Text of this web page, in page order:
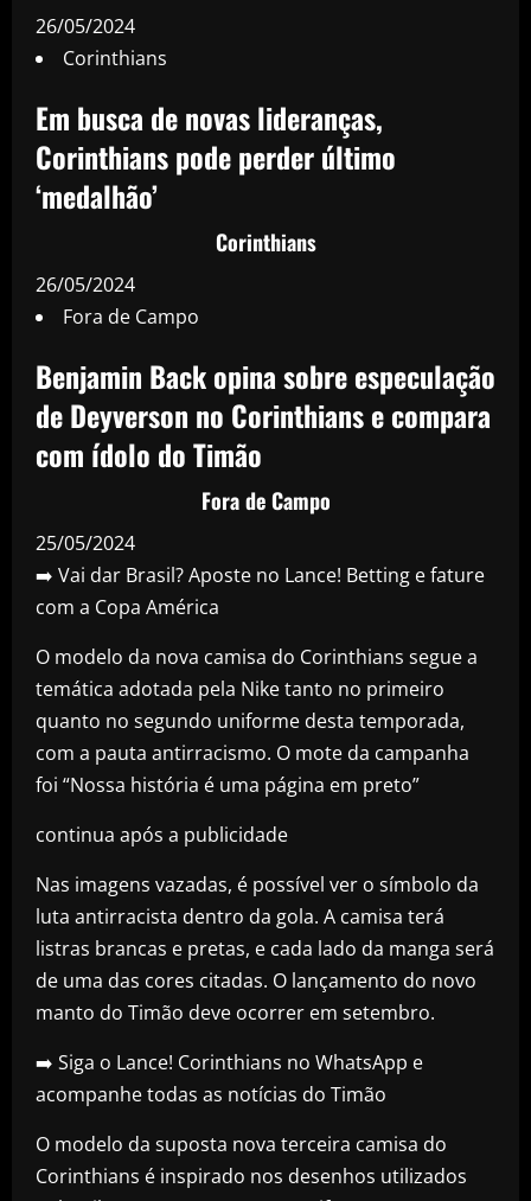
26/05/2024
Corinthians
Em busca de novas lideranças,
Corinthians pode perder último
‘medalhão’
Corinthians
26/05/2024
Fora de Campo
Benjamin Back opina sobre especulação
de Deyverson no Corinthians e compara
com ídolo do Timão
Fora de Campo
25/05/2024
➡️ Vai dar Brasil? Aposte no Lance! Betting e fature
com a Copa América
O modelo da nova camisa do Corinthians segue a
temática adotada pela Nike tanto no primeiro
quanto no segundo uniforme desta temporada,
com a pauta antirracismo. O mote da campanha
foi “Nossa história é uma página em preto”
continua após a publicidade
Nas imagens vazadas, é possível ver o símbolo da
luta antirracista dentro da gola. A camisa terá
listras brancas e pretas, e cada lado da manga será
de uma das cores citadas. O lançamento do novo
manto do Timão deve ocorrer em setembro.
➡️ Siga o Lance! Corinthians no WhatsApp e
acompanhe todas as notícias do Timão
O modelo da suposta nova terceira camisa do
Corinthians é inspirado nos desenhos utilizados